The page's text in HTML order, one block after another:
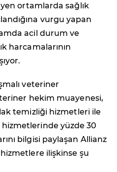
ortamlarda sağlık
vurgu yapan
acil durum ve
harcamalarının
veteriner
hekim muayenesi,
temizliği hizmetleri ile
yüzde 30
bilgisi paylaşan Allianz
ilişkinse şu